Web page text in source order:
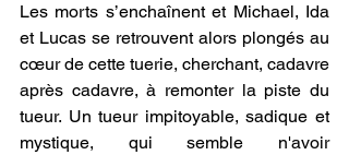
Les morts s’enchaînent et Michael, Ida
et Lucas se retrouvent alors plongés au
cœur de cette tuerie, cherchant, cadavre
après cadavre, à remonter la piste du
tueur. Un tueur impitoyable, sadique et
mystique, qui semble n'avoir